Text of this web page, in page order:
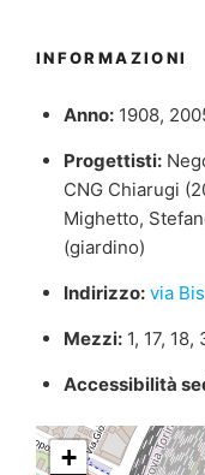
INFORMAZIONI
Anno:1908,
Progettisti:
CNG Chiarugi
Mighetto,
(giardino)
Indirizzo: via
Mezzi:1, 17, 18,
Accessibilità
+